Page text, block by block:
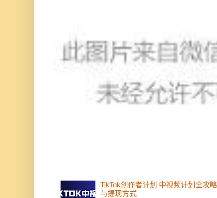
TikTok创作者计划 中视频计划全攻
与提现方式